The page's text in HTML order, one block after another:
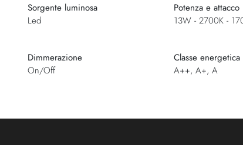
Sorgente luminosa
Led
Potenza e attacco
13W - 2700K -
Dimmerazione
On/Off
Classe energetica
A++, A+, A